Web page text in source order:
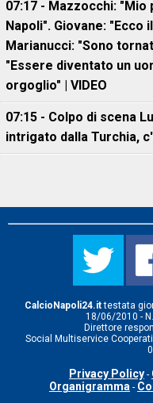
07:17 - Mazzocchi: "Mio
Napoli". Giovane:
Marianucci: "Sono
"Essere diventato un
orgoglio" | VIDEO
07:15 - Colpo di scena
intrigato dalla Turchia,
CalcioNapoli24.ittestata
18/06/2010 -
Direttore
Social Multiservice
Privacy Policy -
Organigramma -